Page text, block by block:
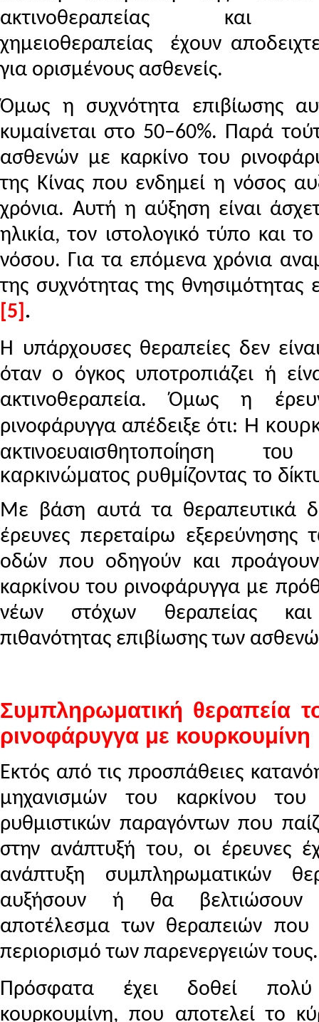
ακτινοθεραπείας και
χημειοθεραπείας έχουν
για ορισμένους ασθενείς.
Όμως η συχνότητα επιβίωσης
κυμαίνεται στο 50–60%. Παρά
ασθενών με καρκίνο του
της Κίνας που ενδημεί η νόσος
χρόνια. Αυτή η αύξηση είναι
ηλικία, τον ιστολογικό τύπο και
νόσου. Για τα επόμενα χρόνια
της συχνότητας της θνησιμότητας
[5] .
Η υπάρχουσες θεραπείες δεν
όταν ο όγκος υποτροπιάζει ή
ακτινοθεραπεία. Όμως η
ρινοφάρυγγα απέδειξε ότι: Η
ακτινοευαισθητοποίηση του
καρκινώματος ρυθμίζοντας το
Με βάση αυτά τα θεραπευτικά
έρευνες περεταίρω εξερεύνησης
οδών που οδηγούν και
καρκίνου του ρινοφάρυγγα με
νέων στόχων θεραπείας
πιθανότητας επιβίωσης των
Συμπληρωματική θεραπεία
ρινοφάρυγγα με κουρκουμίνη
Εκτός από τις προσπάθειες
μηχανισμών του καρκίνου του
ρυθμιστικών παραγόντων που
στην ανάπτυξή του, οι έρευνες
ανάπτυξη συμπληρωματικών
αυξήσουν ή θα βελτιώσουν
αποτέλεσμα των θεραπειών που
περιορισμό των παρενεργειών τους.
Πρόσφατα έχει δοθεί
κουρκουμίνη, που αποτελεί το